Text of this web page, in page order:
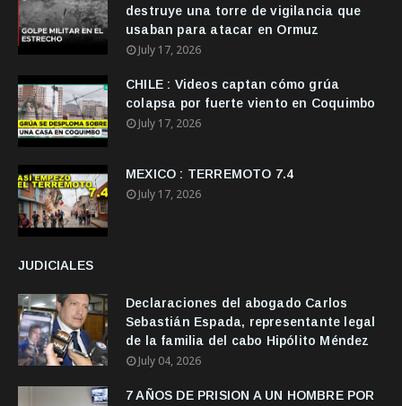
destruye una torre de vigilancia que
usaban para atacar en Ormuz
July 17, 2026
CHILE : Videos captan cómo grúa
colapsa por fuerte viento en Coquimbo
July 17, 2026
MEXICO : TERREMOTO 7.4
July 17, 2026
JUDICIALES
Declaraciones del abogado Carlos
Sebastián Espada, representante legal
de la familia del cabo Hipólito Méndez
July 04, 2026
7 AÑOS DE PRISION A UN HOMBRE POR